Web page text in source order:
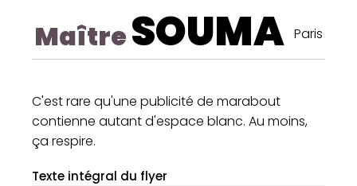
MaîtreSOUMA Paris
C'est rare qu'une publicité de marabout
contienne autant d'espace blanc. Au moins,
ça respire.
Texte intégral du flyer